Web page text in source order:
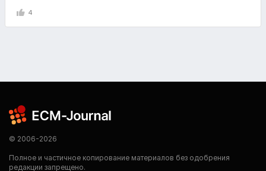
4
© 2006-2026
Полное и частичное копирование материалов без одобрения
редакции запрещено.